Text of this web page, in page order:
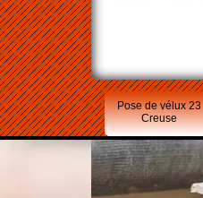
Pose de vélux 23
Creuse